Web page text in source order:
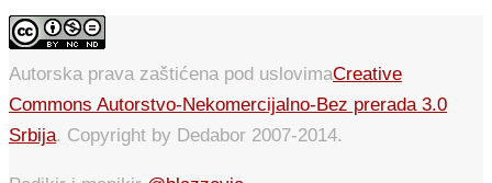
Autorska prava zaštićena pod uslovimaCreative
Commons Autorstvo-Nekomercijalno-Bez prerada 3.0
Srbija. Copyright by Dedabor 2007-2014.